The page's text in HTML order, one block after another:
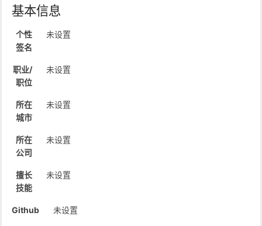
基本信息
个性
签名
未设置
职业/
职位
未设置
所在
城市
未设置
所在
公司
未设置
擅长
技能
未设置
Github 未设置